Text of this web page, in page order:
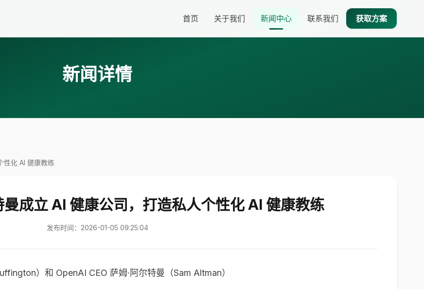
首页 关于我们 新闻中心 联系我们 获取方案
新闻详情
性化 AI 健康教练
成立 AI 健康公司，打造私人个性化 AI 健康教练
发布时间：2026-01-05 09:25:04
）和 OpenAI CEO 萨姆·阿尔特曼（Sam Altman）